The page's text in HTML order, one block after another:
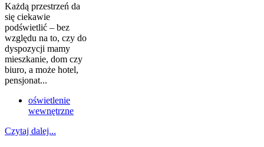
Każdą przestrzeń da
się ciekawie
podświetlić – bez
względu na to, czy do
dyspozycji mamy
mieszkanie, dom czy
biuro, a może hotel,
pensjonat...
oświetlenie
wewnętrzne
Czytaj dalej...